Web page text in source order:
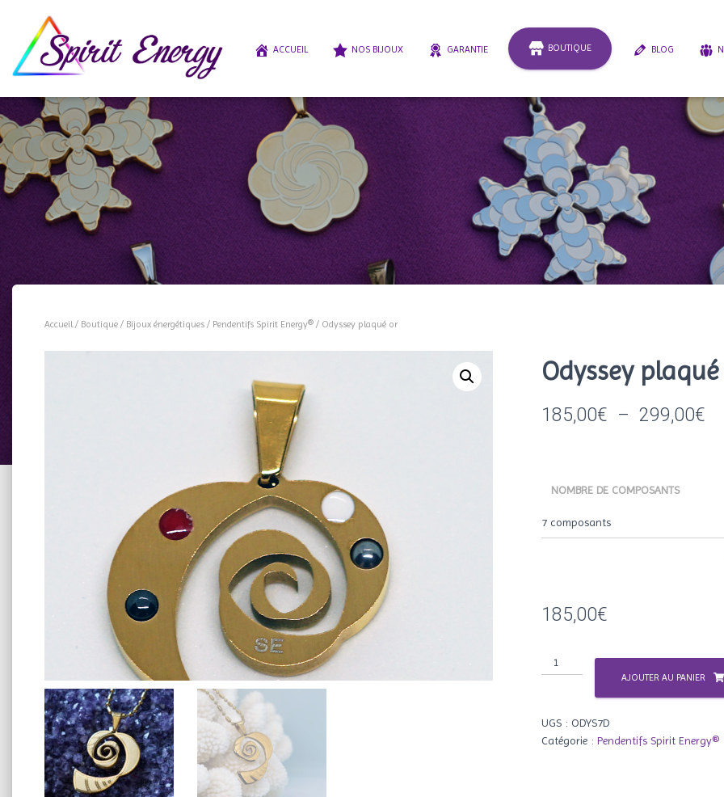
ACCUEIL NOS BIJOUX GARANTIE BOUTIQUE BLOG
Accueil/ Boutique / Bijoux énergétiques / Pendentifs Spirit Energy® / Odyssey plaqué or
Odyssey
185,00€ – 299,00€
à
NOMBRE DE COMPOSANTS
185,00€
quantité
de
or
AJOUTER AU PANIER
UGS : ODYS7D
Catégorie :Pendentifs Spirit Energy®